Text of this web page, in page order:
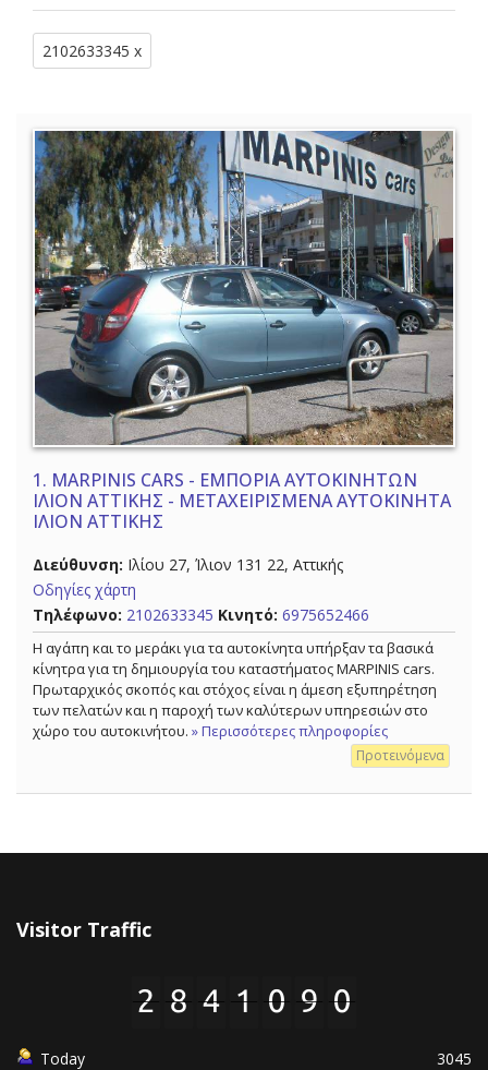
2102633345 x
1. MARPINIS CARS - ΕΜΠΟΡΙΑ ΑΥΤΟΚΙΝΗΤΩΝ
ΙΛΙΟΝ ΑΤΤΙΚΗΣ - ΜΕΤΑΧΕΙΡΙΣΜΕΝΑ ΑΥΤΟΚΙΝΗΤΑ
ΙΛΙΟΝ ΑΤΤΙΚΗΣ
Διεύθυνση: Ιλίου 27, Ίλιον 131 22, Αττικής
Οδηγίες χάρτη
Τηλέφωνο: 2102633345 Κινητό: 6975652466
Η αγάπη και το μεράκι για τα αυτοκίνητα υπήρξαν τα βασικά
κίνητρα για τη δημιουργία του καταστήματος MARPINIS cars.
Πρωταρχικός σκοπός και στόχος είναι η άμεση εξυπηρέτηση
των πελατών και η παροχή των καλύτερων υπηρεσιών στο
χώρο του αυτοκινήτου. » Περισσότερες πληροφορίες
Προτεινόμενα
Visitor Traffic
Today 3045